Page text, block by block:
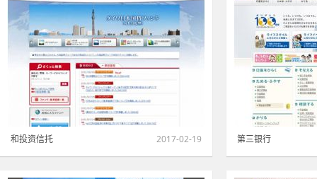
和投资信托 2017-02-19 第三银行
金融·证券·保险|白色 1440 金融·证券·保险|